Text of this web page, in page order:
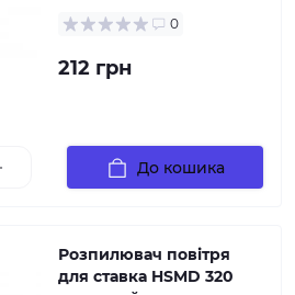
0
212 грн
До кошика
Розпилювач повітря
для ставка HSMD 320